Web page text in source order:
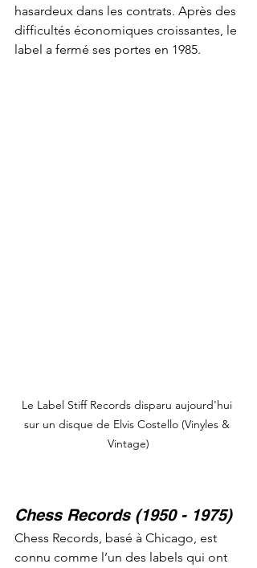
hasardeux dans les contrats. Après des
difficultés économiques croissantes, le
label a fermé ses portes en 1985.
Le Label Stiff Records disparu aujourd'hui
sur un disque de Elvis Costello (Vinyles &
Vintage)
Chess Records (1950 - 1975)
Chess Records, basé à Chicago, est
connu comme l’un des labels qui ont